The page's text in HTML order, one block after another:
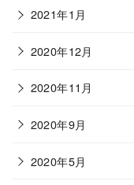
2021年1月
2020年12月
2020年11月
2020年9月
2020年5月